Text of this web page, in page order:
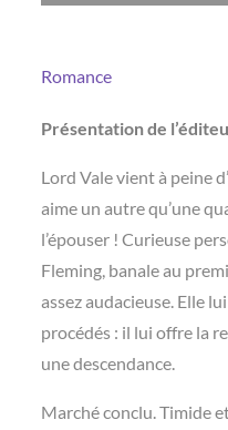
Romance
Présentation de
Lord Vale vient à peine
aime un autre qu’une
l’épouser ! Curieuse
Fleming, banale au
assez audacieuse. Elle
procédés : il lui offre la
une descendance.
Marché conclu. Timide